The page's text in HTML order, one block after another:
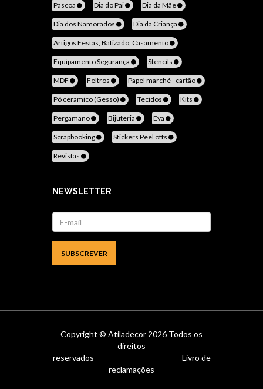
Pascoa Dia do Pai Dia da Mãe
Dia dos Namorados Dia da Criança
Artigos Festas, Batizado, Casamento
Equipamento Segurança Stencils
MDF Feltros Papel marché - cartão
Pó ceramico (Gesso) Tecidos Kits
Pergamano Bijuteria Eva
Scrapbooking Stickers Peel offs
Revistas
NEWSLETTER
Copyright © Atiladecor 2026 Todos os
direitos
reservados
Livro de
reclamações